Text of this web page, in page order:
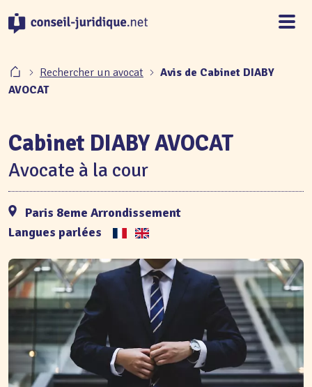
Rechercher un avocat
Avis de Cabinet DIABY
AVOCAT
Cabinet DIABY AVOCAT
Avocate à la cour
Paris 8eme Arrondissement
Langues parlées